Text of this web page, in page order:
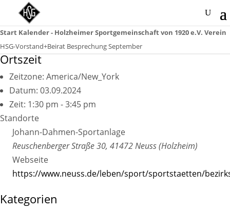
Start Kalender - Holzheimer Sportgemeinschaft von 1920 e.V. Verein
HSG-Vorstand+Beirat Besprechung September
Ortszeit
Zeitzone: America/New_York
Datum: 03.09.2024
Zeit: 1:30 pm - 3:45 pm
Standorte
Johann-Dahmen-Sportanlage
Reuschenberger Straße 30, 41472 Neuss (Holzheim)
Webseite
https://www.neuss.de/leben/sport/sportstaetten/
Kategorien